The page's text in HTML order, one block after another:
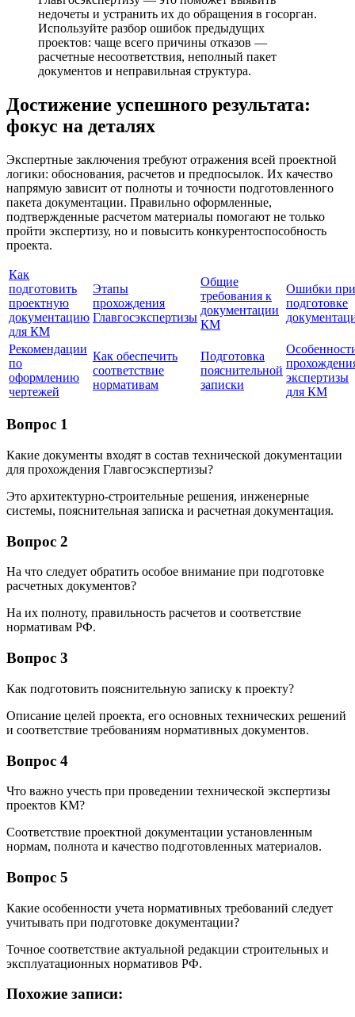
недочеты и устранить их до обращения в госорган.
Используйте разбор ошибок предыдущих
проектов: чаще всего причины отказов —
расчетные несоответствия, неполный пакет
документов и неправильная структура.
Достижение успешного результата:
фокус на деталях
Экспертные заключения требуют отражения всей проектной
логики: обоснования, расчетов и предпосылок. Их качество
напрямую зависит от полноты и точности подготовленного
пакета документации. Правильно оформленные,
подтвержденные расчетом материалы помогают не только
пройти экспертизу, но и повысить конкурентоспособность
проекта.
Как
подготовить
проектную
документацию
для КМ
Этапы
прохождения
Главгосэкспертизы
Общие
требования к
документации
КМ
Ошибки при
подготовке
Рекомендации
по
оформлению
чертежей
Как обеспечить
соответствие
нормативам
Подготовка
пояснительной
записки
экспертизы
для КМ
Вопрос 1
Какие документы входят в состав технической документации
для прохождения Главгосэкспертизы?
Это архитектурно-строительные решения, инженерные
системы, пояснительная записка и расчетная документация.
Вопрос 2
На что следует обратить особое внимание при подготовке
расчетных документов?
На их полноту, правильность расчетов и соответствие
нормативам РФ.
Вопрос 3
Как подготовить пояснительную записку к проекту?
Описание целей проекта, его основных технических решений
и соответствие требованиям нормативных документов.
Вопрос 4
Что важно учесть при проведении технической экспертизы
проектов КМ?
Соответствие проектной документации установленным
нормам, полнота и качество подготовленных материалов.
Вопрос 5
Какие особенности учета нормативных требований следует
учитывать при подготовке документации?
Точное соответствие актуальной редакции строительных и
эксплуатационных нормативов РФ.
Похожие записи: